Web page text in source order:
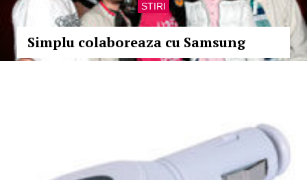
STIRI
Simplu colaboreaza cu Samsung